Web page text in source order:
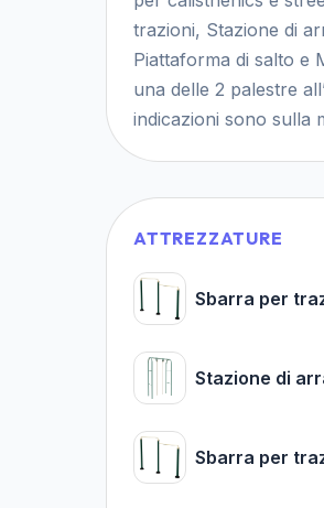
trazioni, Stazione di
Piattaforma di salto e
una delle 2 palestre
indicazioni sono sulla
ATTREZZATURE
Sbarra per
Stazione di
Sbarra per